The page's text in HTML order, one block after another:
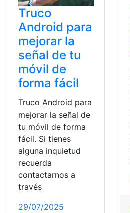
Truco
Android para
mejorar la
señal de tu
móvil de
forma fácil
Truco Android para
mejorar la señal de
tu móvil de forma
fácil. Si tienes
alguna inquietud
recuerda
contactarnos a
través
29/07/2025